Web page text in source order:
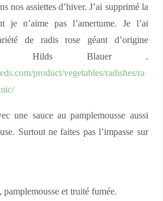
nos assiettes d’hiver. J’ai supprimé la
je n’aime pas l’amertume. Je l’ai
de radis rose géant d’origine
le Hilds Blauer .
product/vegetables/radishes/ra
une sauce au pamplemousse aussi
Surtout ne faites pas l’impasse sur
et truité fumée.